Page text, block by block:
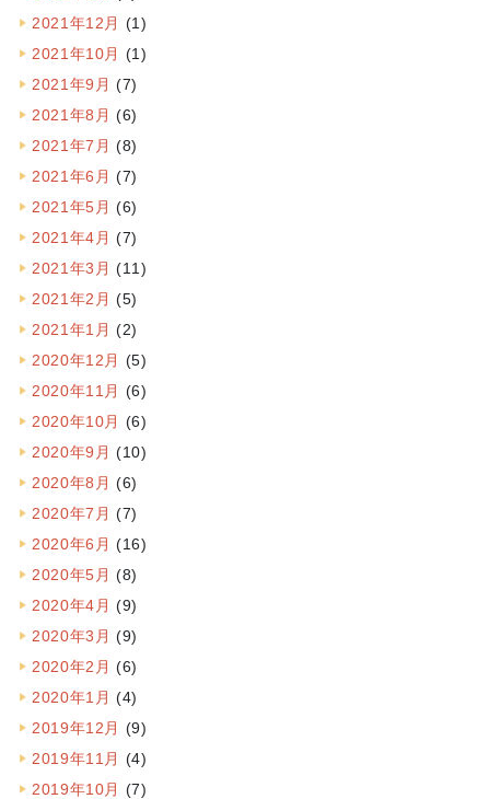
2021年12月 (1)
2021年10月 (1)
2021年9月 (7)
2021年8月 (6)
2021年7月 (8)
2021年6月 (7)
2021年5月 (6)
2021年4月 (7)
2021年3月 (11)
2021年2月 (5)
2021年1月 (2)
2020年12月 (5)
2020年11月 (6)
2020年10月 (6)
2020年9月 (10)
2020年8月 (6)
2020年7月 (7)
2020年6月 (16)
2020年5月 (8)
2020年4月 (9)
2020年3月 (9)
2020年2月 (6)
2020年1月 (4)
2019年12月 (9)
2019年11月 (4)
2019年10月 (7)